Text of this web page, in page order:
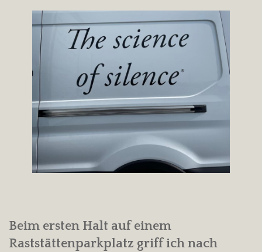
Beim ersten Halt auf einem
Raststättenparkplatz griff ich nach